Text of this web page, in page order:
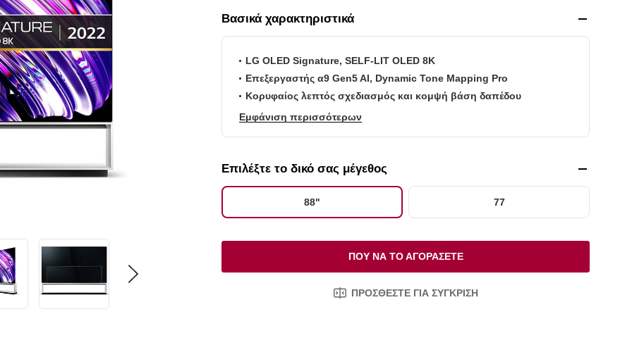
Βασικά χαρακτηριστικά
LG OLED Signature, SELF-LIT OLED 8K
Επεξεργαστής α9 Gen5 AI, Dynamic Tone Mapping Pro
Κορυφαίος λεπτός σχεδιασμός και κομψή βάση δαπέδου
Εμφάνιση περισσότερων
Επιλέξτε το δικό σας μέγεθος
88" 77
ΠΟΎ ΝΑ ΤΟ ΑΓΟΡΆΣΕΤΕ
ΠΡΟΣΘΈΣΤΕ ΓΙΑ ΣΎΓΚΡΙΣΗ